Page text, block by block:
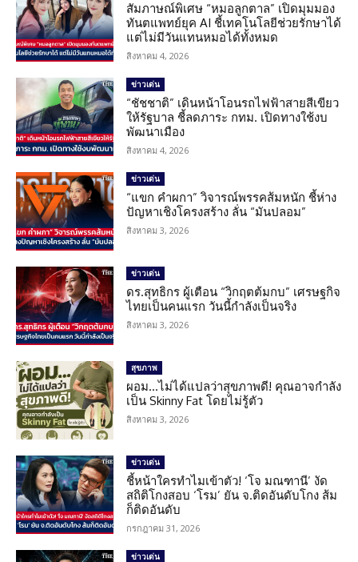
สัมภาษณ์พิเศษ “หมอลูกตาล” เปิดมุมมอง
ทันตแพทย์ยุค AI ชี้เทคโนโลยีช่วยรักษาได้
แต่ไม่มีวันแทนหมอได้ทั้งหมด
สิงหาคม 4, 2026
ข่าวเด่น
“ชัชชาติ” เดินหน้าโอนรถไฟฟ้าสายสีเขียว
ให้รัฐบาล ชี้ลดภาระ กทม. เปิดทางใช้งบ
พัฒนาเมือง
สิงหาคม 4, 2026
ข่าวเด่น
“แขก คำผกา” วิจารณ์พรรคส้มหนัก ชี้ห่าง
ปัญหาเชิงโครงสร้าง ลั่น “มันปลอม”
สิงหาคม 3, 2026
ข่าวเด่น
ดร.สุทธิกร ผู้เตือน “วิกฤตต้มกบ” เศรษฐกิจ
ไทยเป็นคนแรก วันนี้กำลังเป็นจริง
สิงหาคม 3, 2026
สุขภาพ
ผอม…ไม่ได้แปลว่าสุขภาพดี! คุณอาจกำลัง
เป็น Skinny Fat โดยไม่รู้ตัว
สิงหาคม 3, 2026
ข่าวเด่น
ชี้หน้าใครทำไมเข้าตัว! ‘โจ มณฑานี’ งัด
สถิติโกงสอบ ‘โรม’ ยัน จ.ติดอันดับโกง ส้ม
ก็ติดอันดับ
กรกฎาคม 31, 2026
ข่าวเด่น